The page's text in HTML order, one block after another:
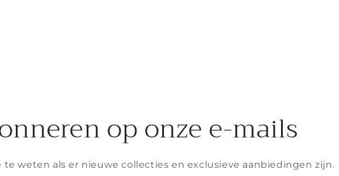
op onze e-mails
te weten als er nieuwe collecties en exclusieve aanbiedingen zijn.